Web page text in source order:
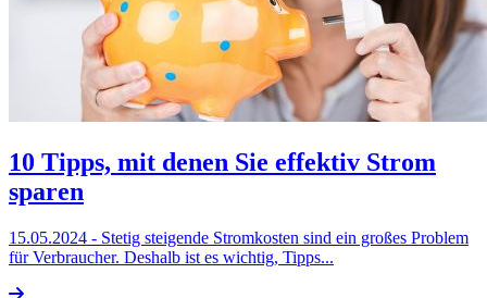
10 Tipps, mit denen Sie effektiv Strom
sparen
15.05.2024 - Stetig steigende Stromkosten sind ein großes Problem
für Verbraucher. Deshalb ist es wichtig, Tipps...